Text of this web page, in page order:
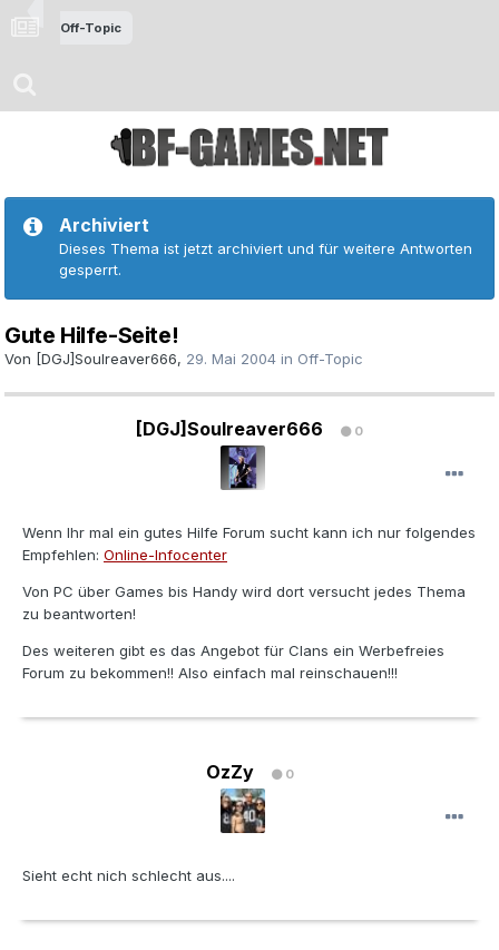
Off-Topic
Archiviert
Dieses Thema ist jetzt archiviert und für weitere Antworten
gesperrt.
Gute Hilfe-Seite!
Von [DGJ]Soulreaver666, 29. Mai 2004 in Off-Topic
[DGJ]Soulreaver666 0
Wenn Ihr mal ein gutes Hilfe Forum sucht kann ich nur folgendes
Empfehlen: Online-Infocenter
Von PC über Games bis Handy wird dort versucht jedes Thema
zu beantworten!
Des weiteren gibt es das Angebot für Clans ein Werbefreies
Forum zu bekommen!! Also einfach mal reinschauen!!!
OzZy 0
Sieht echt nich schlecht aus....